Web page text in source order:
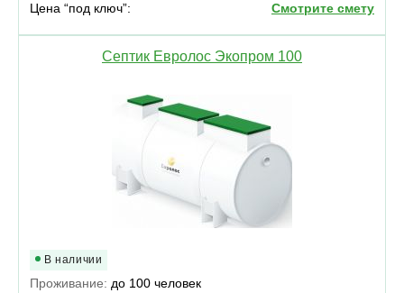
Цена “под ключ”: Смотрите смету
Септик Евролос Экопром 100
В наличии
Проживание: до 100 человек